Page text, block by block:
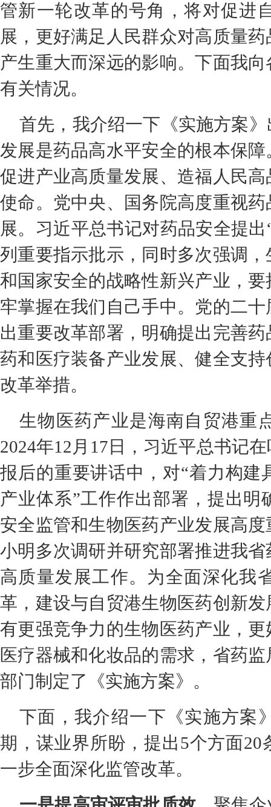
管新一轮改革的号角，将对促进
展，更好满足人民群众对高质量
产生重大而深远的影响。下面我
有关情况。
首先，我介绍一下《实施方案
发展是药品高水平安全的根本保
促进产业高质量发展、造福人民
使命。党中央、国务院高度重视
展。习近平总书记对药品安全提
列重要指示批示，同时多次强调
和国家安全的战略性新兴产业，
牢掌握在我们自己手中。党的二
出重要改革部署，明确提出完善
药和医疗装备产业发展、健全支
改革举措。
生物医药产业是海南自贸港重
2024年12月17日，习近平总书记
报后的重要讲话中，对“着力构
产业体系”工作作出部署，提出
安全监管和生物医药产业发展高
小明多次调研并研究部署推进我
高质量发展工作。为全面深化我
革，建设与自贸港生物医药创新
有更强竞争力的生物医药产业，
医疗器械和化妆品的需求，省药
部门制定了《实施方案》。
下面，我介绍一下《实施方案
期，谋业界所盼，提出5个方面
一步全面深化监管改革。